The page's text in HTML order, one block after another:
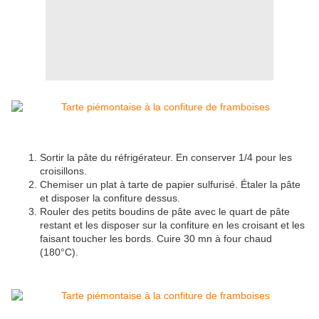
Sortir la pâte du réfrigérateur. En conserver 1/4 pour les
croisillons.
Chemiser un plat à tarte de papier sulfurisé. Étaler la pâte
et disposer la confiture dessus.
Rouler des petits boudins de pâte avec le quart de pâte
restant et les disposer sur la confiture en les croisant et les
faisant toucher les bords. Cuire 30 mn à four chaud
(180°C).